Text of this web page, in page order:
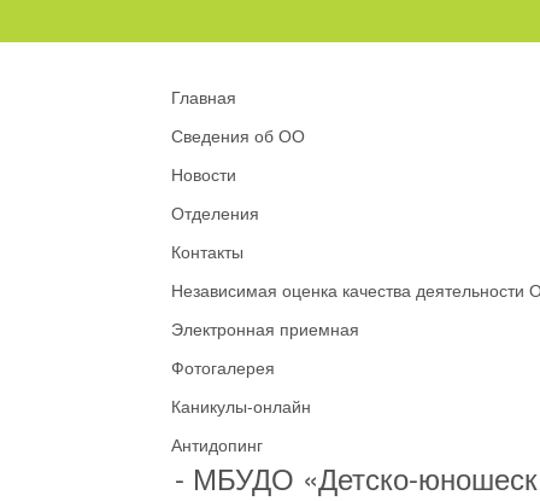
Главная
Сведения об ОО
Новости
Отделения
Контакты
Независимая оценка качества деятельности
Электронная приемная
Фотогалерея
Каникулы-онлайн
Антидопинг
- МБУДО «Детско-